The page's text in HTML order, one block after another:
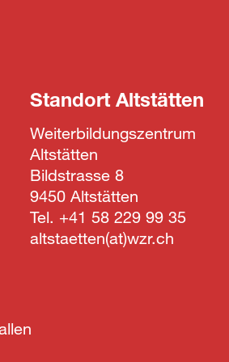
Standort Altstätten
Weiterbildungszentrum
Altstätten
Bildstrasse 8
9450 Altstätten
Tel. +41 58 229 99 35
altstaetten
wzr.ch